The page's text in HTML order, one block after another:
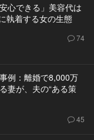
心できる」美容代は
執着する女の生態
74
例：離婚で8,000万
妻が、夫の“ある策
45